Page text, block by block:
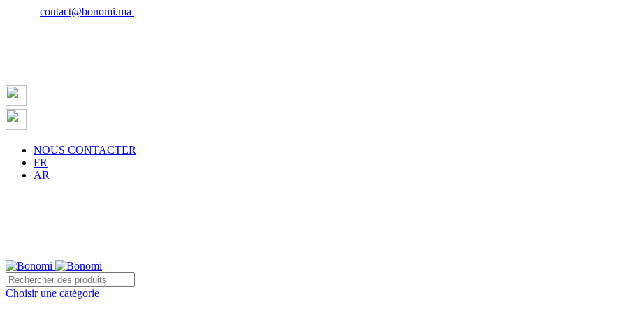
contact@bonomi.ma
NOUS CONTACTER
FR
AR
Choisir une catégorie